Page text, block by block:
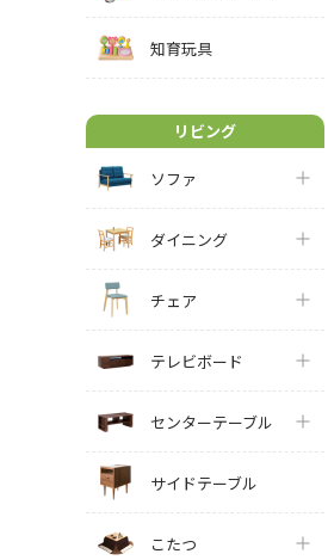
知育玩具
リビング
ソファ
ダイニング
チェア
テレビボード
センターテーブル
サイドテーブル
こたつ